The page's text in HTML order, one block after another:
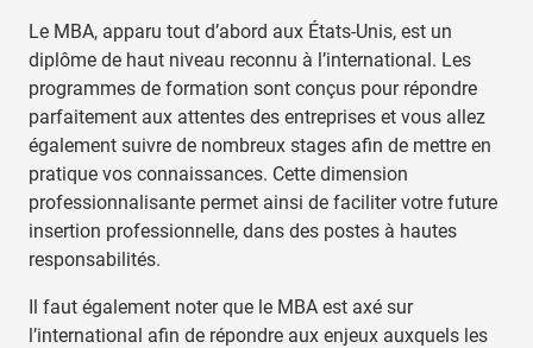
Le MBA, apparu tout d’abord aux États-Unis, est un
diplôme de haut niveau reconnu à l’international. Les
programmes de formation sont conçus pour répondre
parfaitement aux attentes des entreprises et vous allez
également suivre de nombreux stages afin de mettre en
pratique vos connaissances. Cette dimension
professionnalisante permet ainsi de faciliter votre future
insertion professionnelle, dans des postes à hautes
responsabilités.
Il faut également noter que le MBA est axé sur
l’international afin de répondre aux enjeux auxquels les